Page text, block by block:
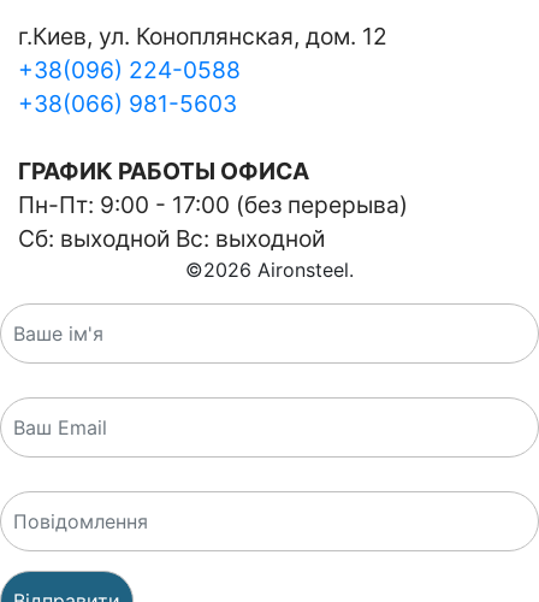
г.Киев, ул. Коноплянская, дом. 12
+38(096) 224-0588
+38(066) 981-5603
ГРАФИК РАБОТЫ ОФИСА
Пн-Пт: 9:00 - 17:00 (без перерыва)
Сб: выходной Вс: выходной
©2026 Aironsteel.